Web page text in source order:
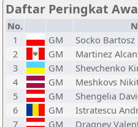
Daftar Peringkat
No.
1
GM Socko Bartosz
2
GM Martinez
3
GM Shevchenko
4
GM Meshkovs
5
GM Shengelia
6
GM Istratescu
7
GM Dragnev